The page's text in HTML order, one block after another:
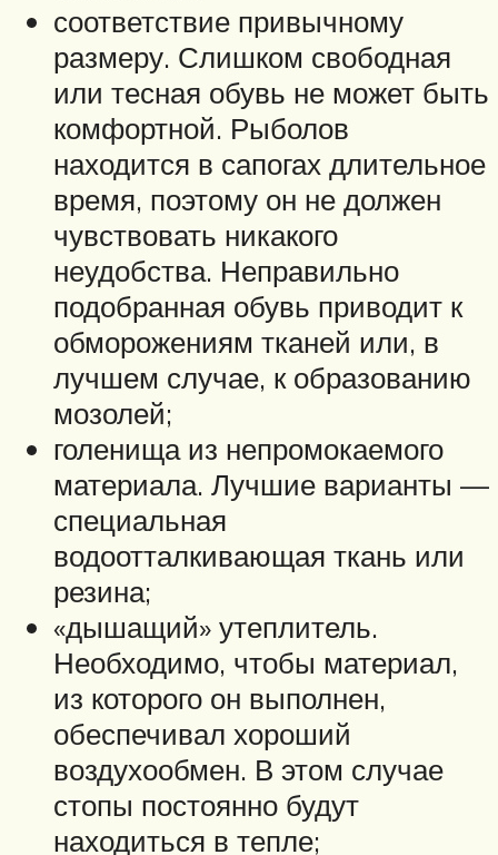
соответствие привычному
размеру. Слишком свободная
или тесная обувь не может быть
комфортной. Рыболов
находится в сапогах длительное
время, поэтому он не должен
чувствовать никакого
неудобства. Неправильно
подобранная обувь приводит к
обморожениям тканей или, в
лучшем случае, к образованию
мозолей;
голенища из непромокаемого
материала. Лучшие варианты —
специальная
водоотталкивающая ткань или
резина;
«дышащий» утеплитель.
Необходимо, чтобы материал,
из которого он выполнен,
обеспечивал хороший
воздухообмен. В этом случае
стопы постоянно будут
находиться в тепле;